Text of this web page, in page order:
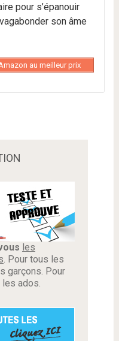
pour s’épanouir
son âme
au meilleur prix
les
. Pour tous les
garçons. Pour
ados.